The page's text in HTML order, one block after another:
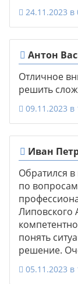
24.11.2023 в
Антон
Отличное
решить
09.11.2023 в
Иван
Обратился
по
Липовского
понять
решение.
05.11.2023 в